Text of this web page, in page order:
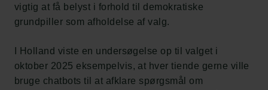
vigtig at få belyst i forhold til demokratiske
grundpiller som afholdelse af valg.
I Holland viste en undersøgelse op til valget i
oktober 2025 eksempelvis, at hver tiende gerne ville
bruge chatbots til at afklare spørgsmål om